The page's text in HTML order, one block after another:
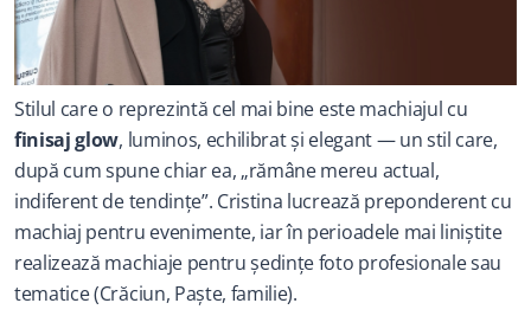
finisaj glow, luminos, echilibrat și elegant — un stil care,
după cum spune chiar ea, „rămâne mereu actual,
indiferent de tendințe”. Cristina lucrează preponderent cu
machiaj pentru evenimente, iar în perioadele mai liniștite
realizează machiaje pentru ședințe foto profesionale sau
tematice (Crăciun, Paște, familie).